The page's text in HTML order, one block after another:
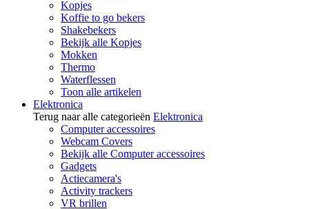
Kopjes
Koffie to go bekers
Shakebekers
Bekijk alle Kopjes
Mokken
Thermo
Waterflessen
Toon alle artikelen
Elektronica
Terug naar alle categorieën Elektronica
Computer accessoires
Webcam Covers
Bekijk alle Computer accessoires
Gadgets
Actiecamera's
Activity trackers
VR brillen